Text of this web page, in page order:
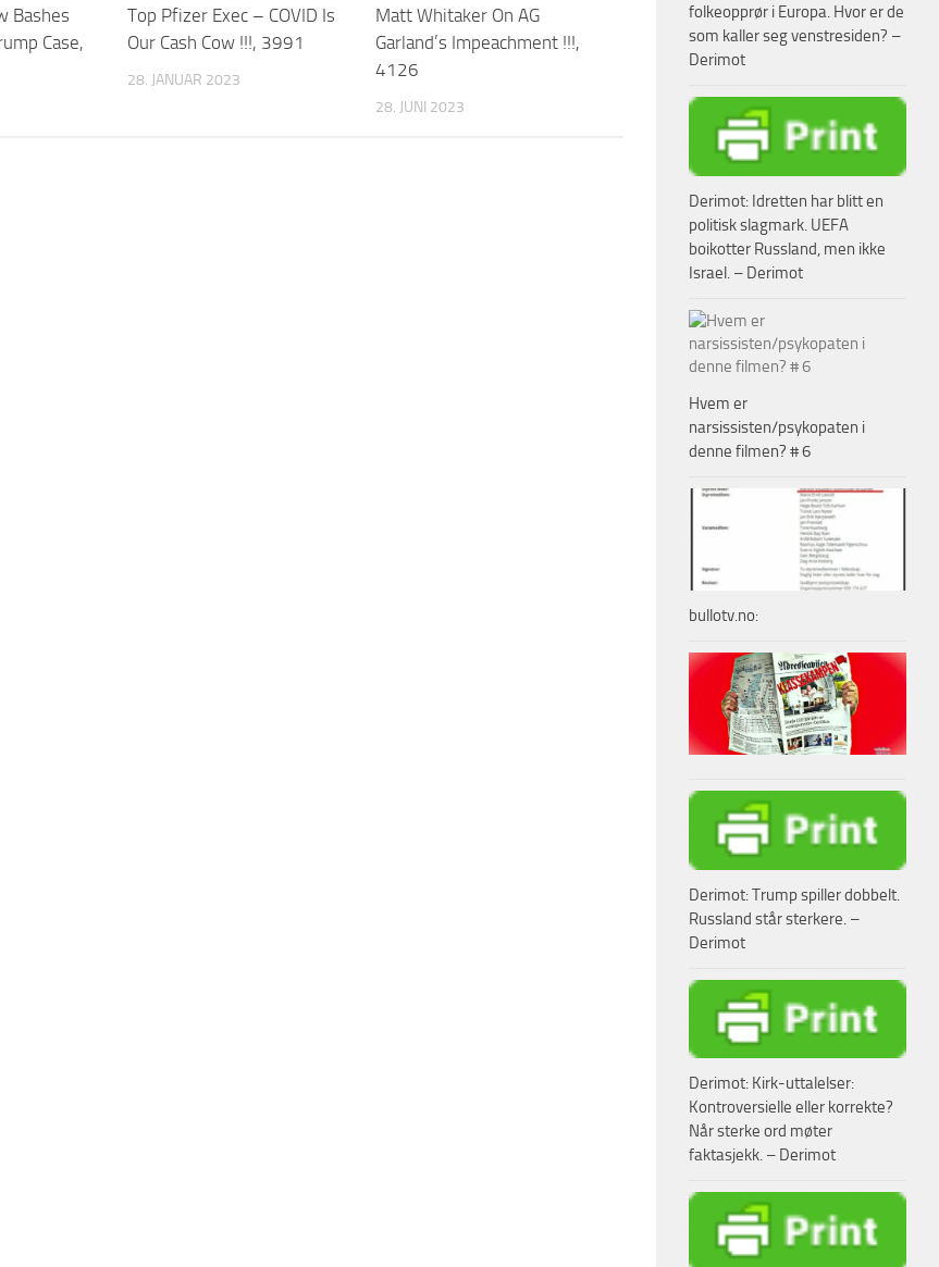
Bashes
Case,
Top Pfizer Exec – COVID Is
Our Cash Cow !!!, 3991
28. JANUAR 2023
Matt Whitaker On AG
Garland’s Impeachment !!!,
4126
28. JUNI 2023
folkeopprør i Europa. Hvor er de
som kaller seg venstresiden? –
Derimot
Derimot: Idretten har blitt en
politisk slagmark. UEFA
boikotter Russland, men ikke
Israel. – Derimot
Hvem er
narsissisten/psykopaten i
denne filmen? # 6
bullotv.no:
Derimot: Trump spiller dobbelt.
Russland står sterkere. –
Derimot
Derimot: Kirk-uttalelser:
Kontroversielle eller korrekte?
Når sterke ord møter
faktasjekk. – Derimot